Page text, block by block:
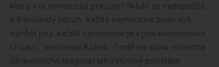
která v té nemocnici pracuje? Nikdo se nedopočítá
6,8 miliardy korun, každá nemocnice bude mít
nárůst jiný, každá nemocnice je v jiné ekonomické
situaci,“ kontroval Kubek. Tvrdě na slova ministra
zdravotnictví reagoval jeho stínový protějšek